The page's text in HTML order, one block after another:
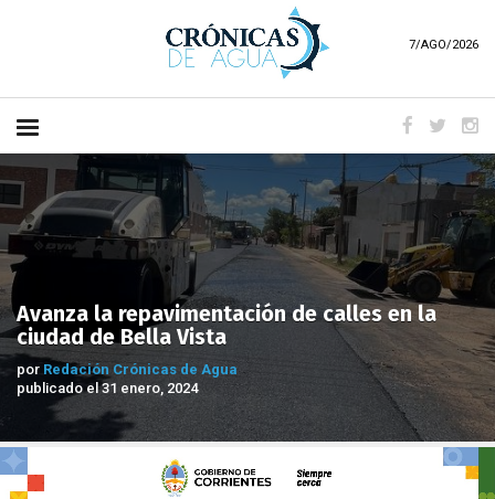
7/AGO/2026
Avanza la repavimentación de calles en la
ciudad de Bella Vista
por Redación Crónicas de Agua
publicado el 31 enero, 2024